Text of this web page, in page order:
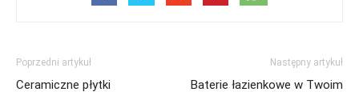
Poprzedni artykuł
Ceramiczne płytki
Następny artykuł
Baterie łazienkowe w Twoim